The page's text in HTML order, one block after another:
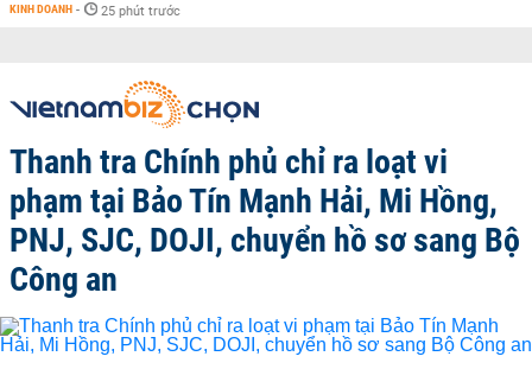
KINH DOANH - 25 phút trước
Thanh tra Chính phủ chỉ ra loạt vi
phạm tại Bảo Tín Mạnh Hải, Mi Hồng,
PNJ, SJC, DOJI, chuyển hồ sơ sang Bộ
Công an